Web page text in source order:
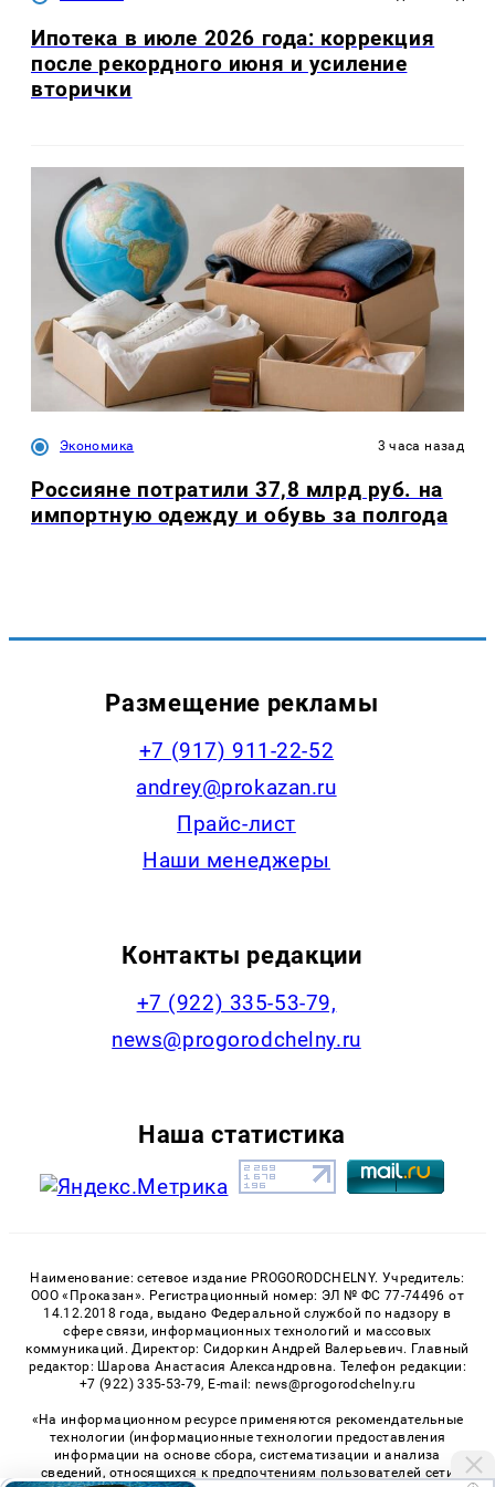
Ипотека в июле 2026 года: коррекция
после рекордного июня и усиление
вторички
Экономика 3 часа назад
Россияне потратили 37,8 млрд руб. на
импортную одежду и обувь за полгода
Размещение рекламы
+7 (917) 911-22-52
andrey@prokazan.ru
Прайс-лист
Наши менеджеры
Контакты редакции
+7 (922) 335-53-79,
news@progorodchelny.ru
Наша статистика
Наименование: сетевое издание PROGORODCHELNY. Учредитель:
ООО «Проказан». Регистрационный номер: ЭЛ № ФС 77-74496 от
14.12.2018 года, выдано Федеральной службой по надзору в
сфере связи, информационных технологий и массовых
коммуникаций. Директор: Сидоркин Андрей Валерьевич. Главный
редактор: Шарова Анастасия Александровна. Телефон редакции:
+7 (922) 335-53-79, E-mail: news@progorodchelny.ru
«На информационном ресурсе применяются рекомендательные
технологии (информационные технологии предоставления
информации на основе сбора, систематизации и анализа
сведений, относящихся к предпочтениям пользователей сети